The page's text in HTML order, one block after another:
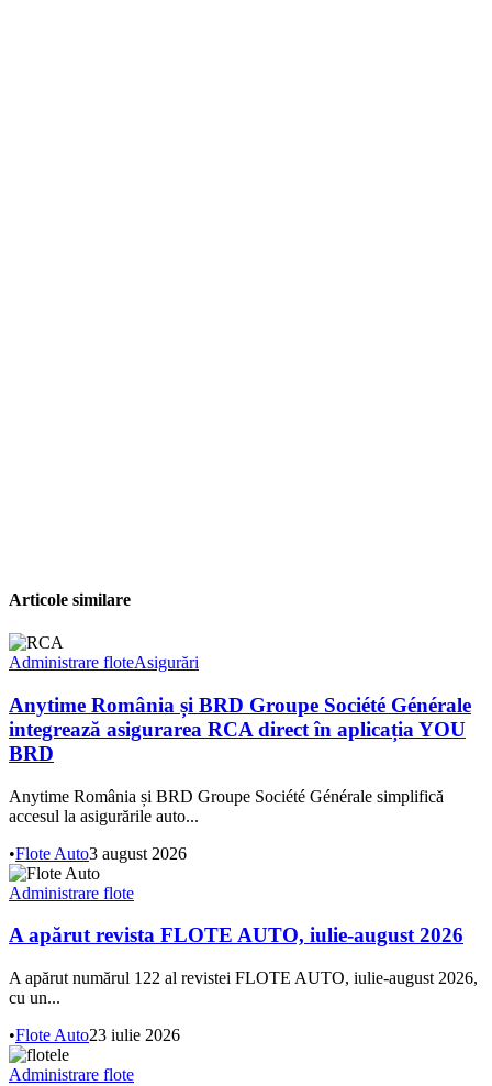
Articole similare
Administrare floteAsigurări
Anytime România și BRD Groupe Société Générale
integrează asigurarea RCA direct în aplicația YOU
BRD
Anytime România și BRD Groupe Société Générale simplifică
accesul la asigurările auto...
•Flote Auto3 august 2026
Administrare flote
A apărut revista FLOTE AUTO, iulie-august 2026
A apărut numărul 122 al revistei FLOTE AUTO, iulie-august 2026,
cu un...
•Flote Auto23 iulie 2026
Administrare flote